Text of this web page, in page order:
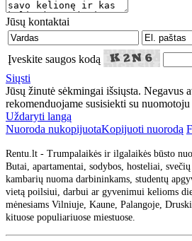
Jūsų kontaktai
Įveskite saugos kodą
Siųsti
Jūsų žinutė sėkmingai išsiųsta. Negavus
rekomenduojame susisiekti su
Uždaryti langą
Nuoroda nukopijuotaKopijuoti nuorodą
Rentu.lt - Trumpalaikės ir ilgalaikės būsto
Butai, apartamentai, sodybos, hosteliai,
kambarių nuoma darbininkams, studentų
vietą poilsiui, darbui ar gyvenimui kelioms
mėnesiams Vilniuje, Kaune, Palangoje,
kituose populiariuose miestuose.